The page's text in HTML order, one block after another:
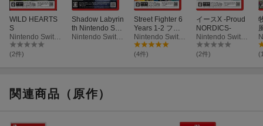
WILD HEARTS
S
(2件)
Shadow Labyrin
th Nintendo Swit
ch 2 Edition
Street Fighter 6
Years 1-2 ファ
イターズエディ
ション
(4件)
イースX -Proud
NORDICS-
(2件)
関連商品（原作）